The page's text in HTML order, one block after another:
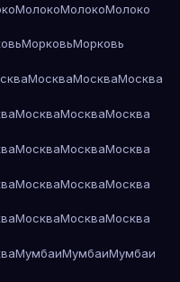
МолокоМолокоМолоко
МорковьМорковь
МоскваМоскваМосква
МоскваМоскваМосква
МоскваМоскваМосква
МоскваМоскваМосква
МоскваМоскваМосква
МумбаиМумбаиМумбаи